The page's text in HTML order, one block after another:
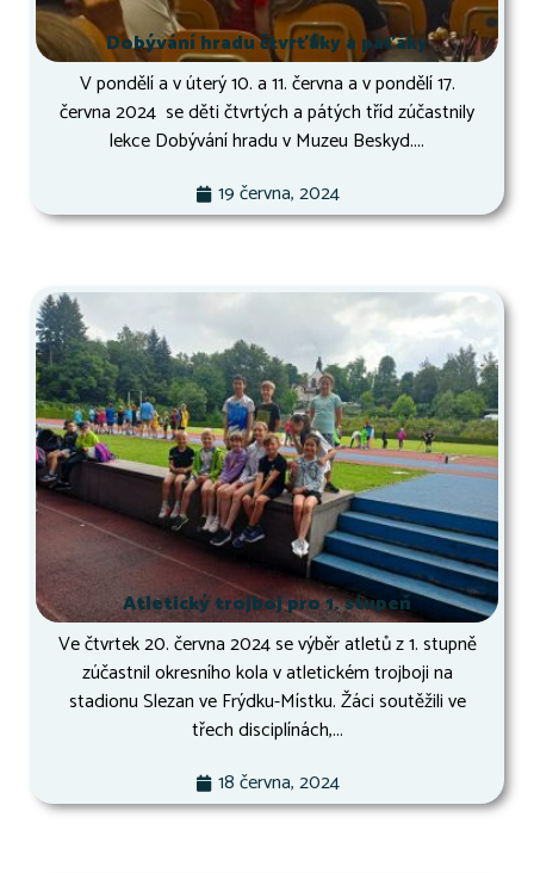
Dobývání hradu čtvrťáky a páťáky
V pondělí a v úterý 10. a 11. června a v pondělí 17.
června 2024 se děti čtvrtých a pátých tříd zúčastnily
lekce Dobývání hradu v Muzeu Beskyd....
19 června, 2024
Atletický trojboj pro 1. stupeň
Ve čtvrtek 20. června 2024 se výběr atletů z 1. stupně
zúčastnil okresního kola v atletickém trojboji na
stadionu Slezan ve Frýdku-Místku. Žáci soutěžili ve
třech disciplínách,...
18 června, 2024